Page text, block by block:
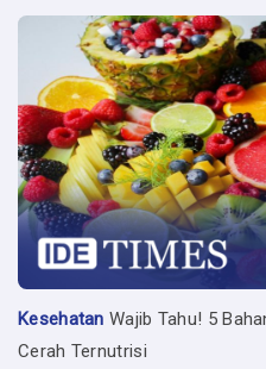
Kesehatan Wajib Tahu! 5
Cerah Ternutrisi